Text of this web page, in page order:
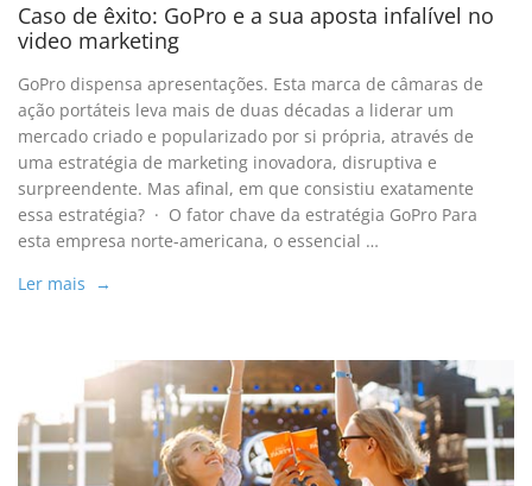
Caso de êxito: GoPro e a sua aposta infalível no
video marketing
GoPro dispensa apresentações. Esta marca de câmaras de
ação portáteis leva mais de duas décadas a liderar um
mercado criado e popularizado por si própria, através de
uma estratégia de marketing inovadora, disruptiva e
surpreendente. Mas afinal, em que consistiu exatamente
essa estratégia? · O fator chave da estratégia GoPro Para
esta empresa norte-americana, o essencial …
Ler mais →